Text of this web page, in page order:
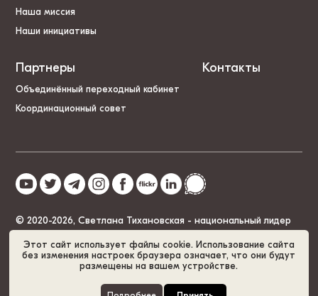
Этот сайт использует файлы cookie. Использование сайта
без изменения настроек браузера означает, что они будут
размещены на вашем устройстве.
Наша миссия
Наши инициативы
Партнеры
Объединённый переходный кабинет
Координационный совет
Контакты
© 2020-2026, Светлана Тихановская - национальный лидер